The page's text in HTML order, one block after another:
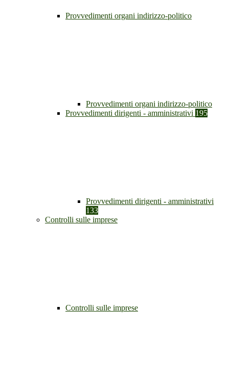
Provvedimenti organi indirizzo-politico
Provvedimenti organi indirizzo-politico
Provvedimenti dirigenti - amministrativi 195
Provvedimenti dirigenti - amministrativi
133
Controlli sulle imprese
Controlli sulle imprese